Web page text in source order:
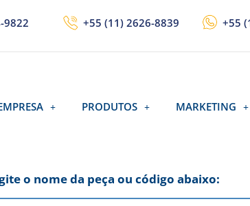
9822 +55 (11) 2626-8839 +55
PRODUTOS MARKETING
o nome da peça ou código abaixo: